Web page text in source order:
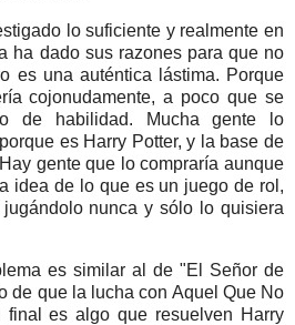
lo suficiente y realmente en
ha dado sus razones para que no
es una auténtica lástima. Porque
cojonudamente, a poco que se
de habilidad. Mucha gente lo
es Harry Potter, y la base de
gente que lo compraría aunque
idea de lo que es un juego de rol,
nunca y sólo lo quisiera
es similar al de "El Señor de
de que la lucha con Aquel Que No
final es algo que resuelven Harry